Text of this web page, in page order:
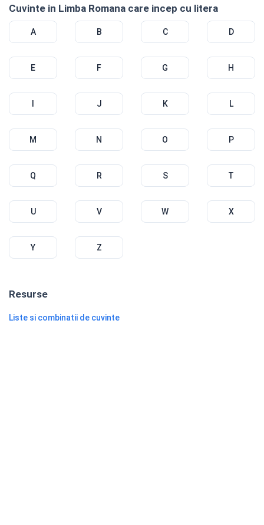
Cuvinte in Limba Romana care incep cu litera
A B C D
E F G H
J K L
M N O P
Q R S T
U V W X
Y Z
Resurse
Liste si combinatii de cuvinte